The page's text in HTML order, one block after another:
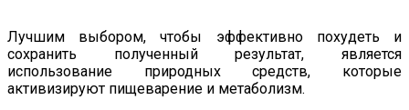
Лучшим выбором, чтобы эффективно похудеть и
сохранить полученный результат, является
использование природных средств, которые
активизируют пищеварение и метаболизм.